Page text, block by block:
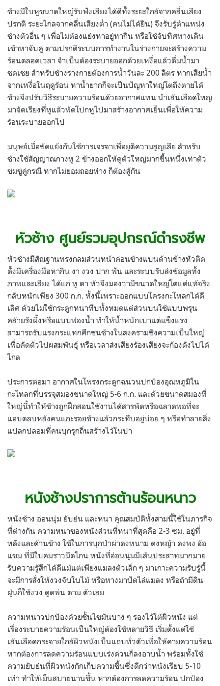
ช้างมีใบหูขนาดใหญ่รับฟังเสียงได้ดีทั้งระยะใกล้จากคลื่นเสียง
ปรกติ ระยะไกลจากคลื่นเสียงต่ำ (คนไม่ได้ยิน) จึงรับรู้ตำแหน่ง
ช้างตัวอื่น ๆ เพื่อไม่ต้องแย่งหาอยู่หากิน หรือใช้จับทิศทางเดิน
เข้าหาจับคู่ ตามปรกติระบบการทำงานในร่างกายจะสร้างความ
ร้อนตลอดเวลา จำเป็นต้องระบายออกด้วยเหงื่อแล้วดื่มน้ำมา
ชดเชย สำหรับช้างร่างกายต้องการน้ำวันละ 200 ลิตร หากเสียน้ำ
จากเหงื่อในฤดูร้อน หาน้ำยากก็จะเป็นปัญหาใหญ่โตถึงตายได้
ช้างจึงปรับวิธีระบายความร้อนด้วยอากาศแทน นำเส้นเลือดใหญ่
มาจัดเรียงที่หูแล้วพัดโปกหูไปมาสร้างอากาศเย็นเพื่อให้ความ
ร้อนระบายออกไป
มนุษย์เมื่อขัดแย้งกันใช้การเจรจาเพื่อยุติความสูญเสีย สำหรับ
ช้างใช้สัญญาณกางหู 2 ข้างออกให้ดูตัวใหญ่มากขึ้นหนึ่งเท่าตัว
ข่มขู่คู่กรณี หากไม่ยอมถอยห่าง ก็ต้องสู้กัน
หัวช้าง ศูนย์รวมอุปกรณ์ดำรงชีพ
หัวช้างมีสัณฐานทรงกลมส่วนหน้าค่อนข้างแบนด้านข้างหัวติด
ตั้งมีเครื่องมือหากิน งา งวง ปาก ฟัน และระบบรับส่งข้อมูลทั้ง
ภาพและเสียง ได้แก่ หู ตา หัวจึงมองว่ามีขนาดใหญ่โตแต่แท้จริง
กลับหนักเพียง 300 ก.ก. ทั้งนี้เพราะออกแบบโครงกะโหลกได้ดี
เลิศ ด้วยไม่ใช้กระดูกหนาทึบทั้งหมดแต่ส่วนบนใช้แบบพรุน
คล้ายรังผึ้งหรือแบบฟองน้ำ ทำให้น้ำหนักเบาแต่แข็งแรง
สามารถรับแรงกระแทกศึกชนช้างในสงครามชิงความเป็นใหญ่
เพื่อคัดตัวไปผสมพันธุ์ หรือเวลาส่งเสียงร้องเสียงจะก้องดังไปได้
ไกล
ประการต่อมา อากาศในโพรงกระดูกฉนวนปกป้องอุณหภูมิใน
กะโหลกที่บรรจุสมองขนาดใหญ่ 5-6 ก.ก. และด้วยขนาดสมองที่
ใหญ่นี้ทำให้ช้างถูกฝึกสอนใช้งานได้สารพัดหรือฉลาดพอที่จะ
แอบตลบหลังคนแกะรอยช้างแล้วกระทืบอยู่บ่อย ๆ หรือทำลายสิ่ง
แปลกปลอมที่คนบุกรุกถิ่นสร้างไว้ในป่า
หนังช้างปราการต้านร้อนหนาว
หนังช้าง อ่อนนุ่ม ยับย่น และหนา คุณสมบัติทั้งสามนี้ใช้ในภารกิจ
ที่ต่างกัน ความหนาของหนังส่วนที่หนาที่สุดคือ 2-3 ซม. อยู่ที่
หลังและด้านข้าง ใช้ในการบุกป่าผ่าดงหนาม ดงหญ้า ดงพง อ้อ
แขม ที่มีใบคมราวมีดโกน หนังที่อ่อนนุ่มมีเส้นประสาทมากมาย
รับความรู้สึกได้ดีแม้แต่เพียงแมลงตัวเล็ก ๆ มาเกาะความรับรู้นี้
จะมีการสั่งให้งวงจับใบไม้ หรือหางมาปัดไล่แมลง หรือถ้ามีดิน
ฝุ่นก็ใช้งวง ดูดพ่น ตาม ตัวเลย
ความหนาวปกป้องด้วยชั้นไขมันบาง ๆ รองไว้ใต้ผิวหนัง แต่
เรื่องระบายความร้อนเป็นใหญ่ต้องใช้หลายวิธี เริ่มตั้งแต่ใช้
เส้นเลือดกระจายใกล้ผิวหนังเป็นแถบทั่วตัวเพื่อให้คายความร้อน
หากต้องการลดความร้อนแบบเร่งด่วนก็ลงอาบน้ำ พร้อมทั้งใช้
ความยับย่นที่ผิวหนังกักเก็บความชื้นซึ่งดีกว่าหนังเรียบ 5-10
เท่า ทำให้เย็นสบายนานขึ้น หากต้องการลดความร้อน ปกป้อง